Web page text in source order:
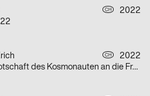
CH
2022
CH
2022
Die letzte Botschaft des Kosmonauten an die Frau, die er einst in der ehemaligen Sowjetunion liebte